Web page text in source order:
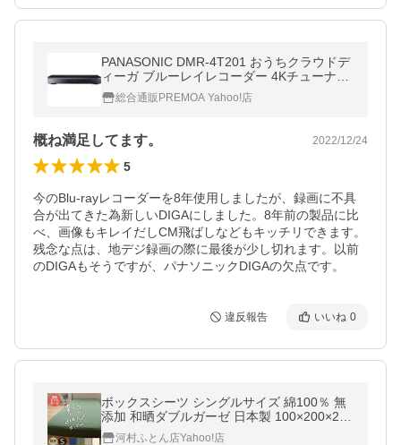
PANASONIC DMR-4T201 おうちクラウドデ
ィーガ ブルーレイレコーダー 4Kチューナー
内蔵(HDD2TB・3番組同時録画)
総合通販PREMOA Yahoo!店
概ね満足してます。 2022/12/24
5
今のBlu-rayレコーダーを8年使用しましたが、録画に不具
合が出てきた為新しいDIGAにしました。8年前の製品に比
べ、画像もキレイだしCM飛ばしなどもキッチリできます。
残念な点は、地デジ録画の際に最後が少し切れます。以前
のDIGAもそうですが、パナソニックDIGAの欠点です。
違反報告 いいね 0
ボックスシーツ シングルサイズ 綿100％ 無
添加 和晒ダブルガーゼ 日本製 100×200×25c
m ベッドシーツ ベッドカバー
河村ふとん店Yahoo!店